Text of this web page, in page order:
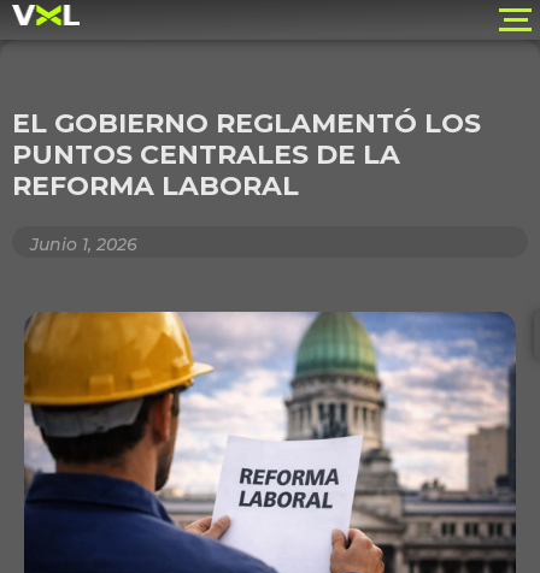
EL GOBIERNO REGLAMENTÓ LOS
PUNTOS CENTRALES DE LA
REFORMA LABORAL
Junio 1, 2026